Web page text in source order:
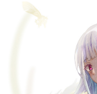
動画
生放送